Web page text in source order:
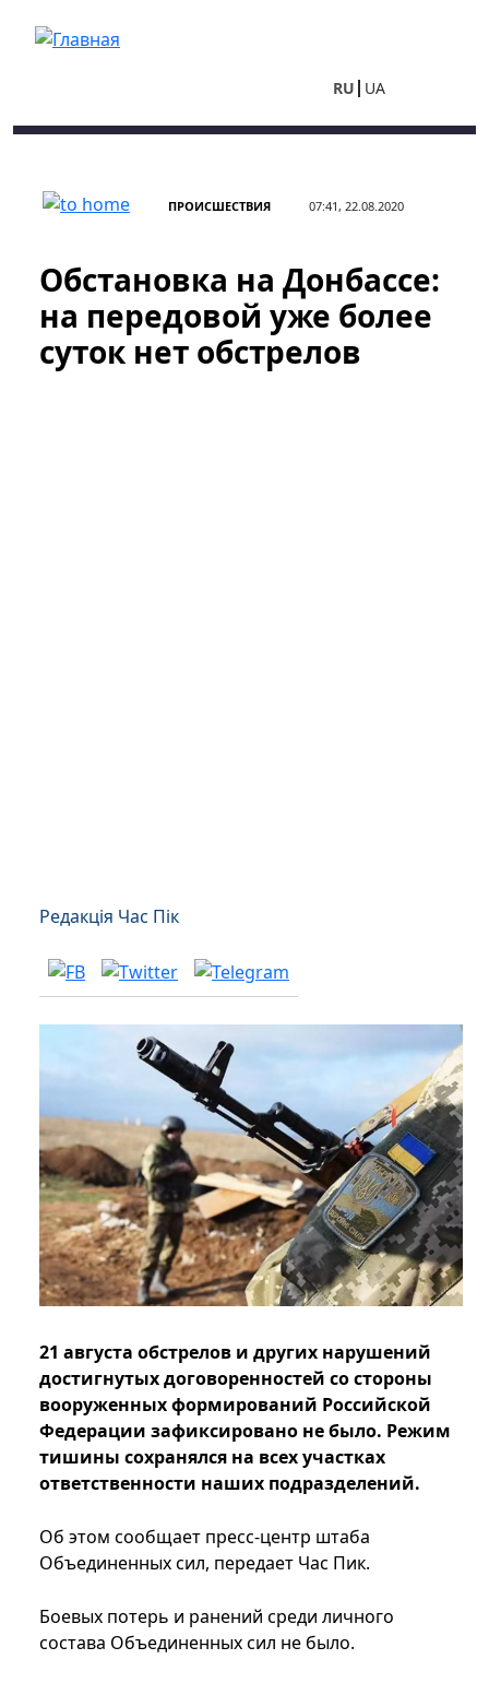
RU UA
ПРОИСШЕСТВИЯ 07:41, 22.08.2020
Обстановка на Донбассе:
на передовой уже более
суток нет обстрелов
Редакція Час Пік
21 августа обстрелов и других нарушений
достигнутых договоренностей со стороны
вооруженных формирований Российской
Федерации зафиксировано не было. Режим
тишины сохранялся на всех участках
ответственности наших подразделений.
Об этом сообщает пресс-центр штаба
Объединенных сил, передает Час Пик.
Боевых потерь и ранений среди личного
состава Объединенных сил не было.